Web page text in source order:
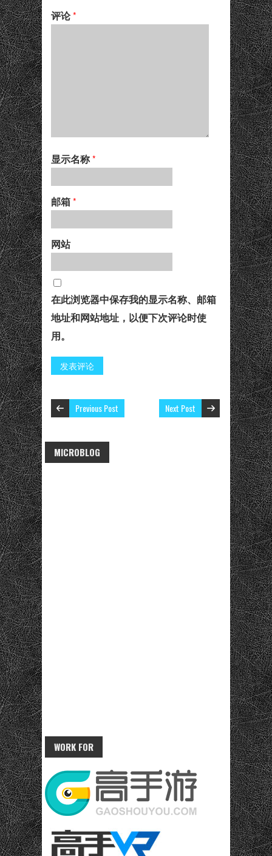
评论*
显示名称 *
邮箱 *
网站
在此浏览器中保存我的显示名称、邮箱
地址和网站地址，以便下次评论时使
用。
Previous Post Next Post
MICROBLOG
WORK FOR